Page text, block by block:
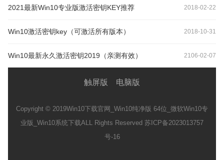
2021最新Win10专业版激活密钥KEY推荐 2018-02-22
Win10激活密钥key（可激活所有版本） 2018-10-31
Win10最新永久激活密钥2019（亲测有效） 2106-02-07
触屏版 电脑版
Copyright © 2019Win10下载官网_Win10纯净版 64位_微软Win10专
业版_Win10系统下载ALL Rights Reserved 苏ICP备2023013757
号-16